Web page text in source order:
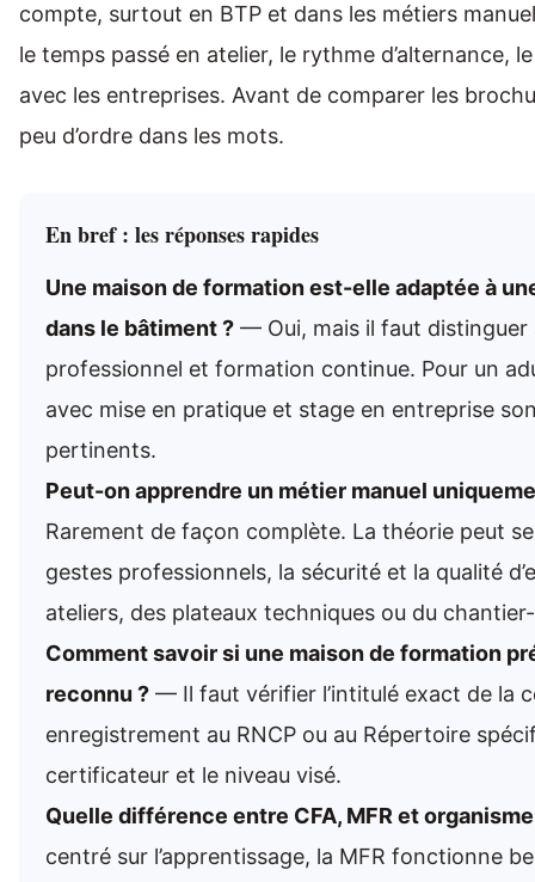
compte, surtout en BTP et dans les métiers
le temps passé en atelier, le rythme d’alternance,
avec les entreprises. Avant de comparer les
peu d’ordre dans les mots.
En bref : les réponses rapides
Une maison de formation est-elle adaptée à
dans le bâtiment ? — Oui, mais il faut
professionnel et formation continue. Pour un
avec mise en pratique et stage en entreprise
pertinents.
Peut-on apprendre un métier manuel
Rarement de façon complète. La théorie peut
gestes professionnels, la sécurité et la qualité
ateliers, des plateaux techniques ou du
Comment savoir si une maison de formation
reconnu ? — Il faut vérifier l’intitulé exact de la
enregistrement au RNCP ou au Répertoire
certificateur et le niveau visé.
Quelle différence entre CFA, MFR et
centré sur l’apprentissage, la MFR fonctionne